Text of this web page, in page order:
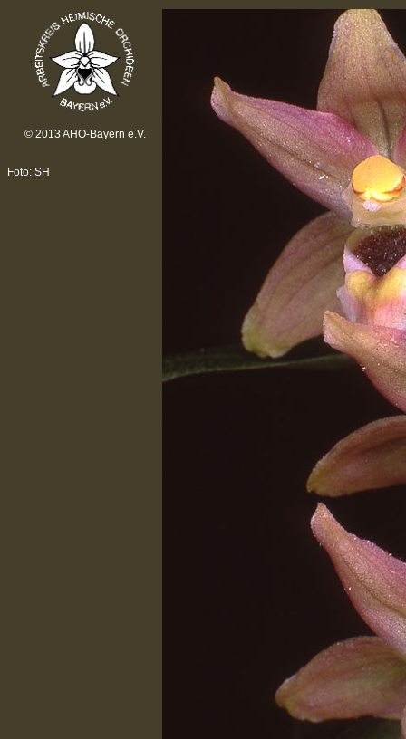
© 2013 AHO-Bayern e.V.
Foto: SH